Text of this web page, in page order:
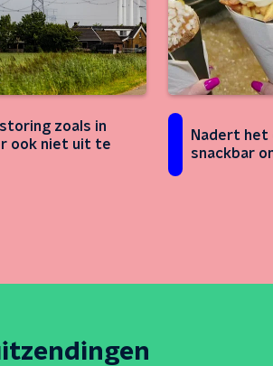
zoals in
ook niet uit te
Nadert het
snackbar